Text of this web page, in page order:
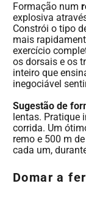
Formação num
explosiva
Constrói o tipo
mais
exercício
os dorsais e os
inteiro que
inegociável
Sugestão de
lentas. Pratique
corrida. Um
remo e 500 m
cada um,
Domar a